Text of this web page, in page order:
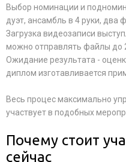
Выбор номинации и
дуэт, ансамбль в 4 руки, два
Загрузка видеозаписи
можно отправлять файлы до
Ожидание результата -
диплом изготавливается
Весь процес максимально
участвует в подобных
Почему стоит
сейчас